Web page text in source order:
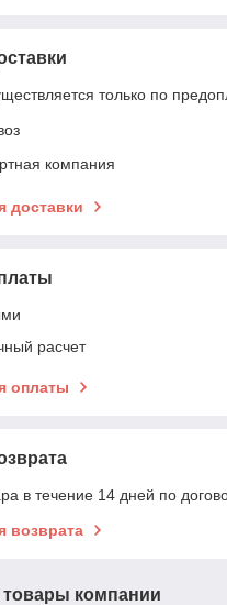
только по
компания
доставки
расчет
оплаты
в течение 14 дней по
возврата
компании